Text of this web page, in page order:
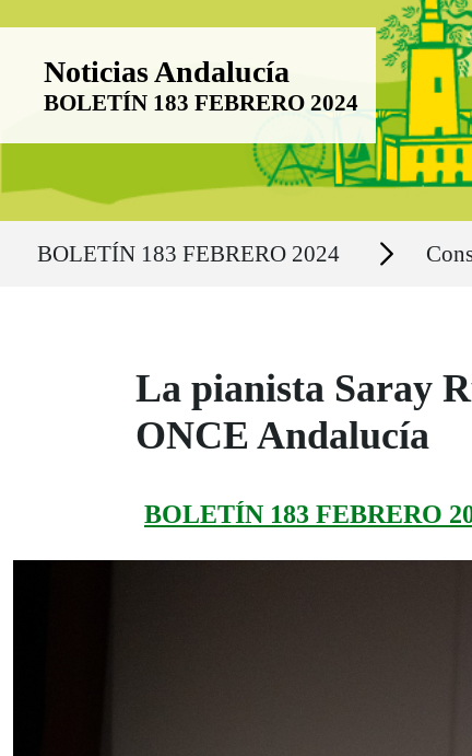
Boletín Noticias Andalucía
Noticias Andalucía
BOLETÍN 183 FEBRERO 2024
BOLETÍN 183 FEBRERO 2024 Secciones
La pianista Saray
ONCE Andalucía
BOLETÍN 183 FEBRERO